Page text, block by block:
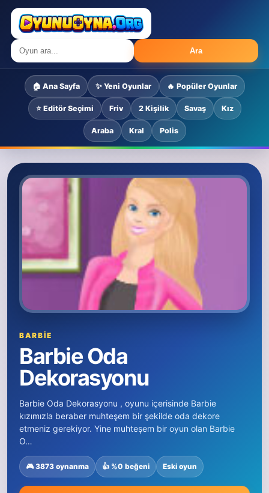
Ara
🏠 Ana Sayfa ✨ Yeni Oyunlar 🔥 Popüler Oyunlar
⭐ Editör Seçimi Friv 2 Kişilik Savaş Kız
Araba Kral Polis
BARBIE
Barbie Oda
Dekorasyonu
Barbie Oda Dekorasyonu , oyunu içerisinde Barbie
kızımızla beraber muhteşem bir şekilde oda dekore
etmeniz gerekiyor. Yine muhteşem bir oyun olan Barbie
O…
🎮 3873 oynanma 👍 %0 beğeni Eski oyun